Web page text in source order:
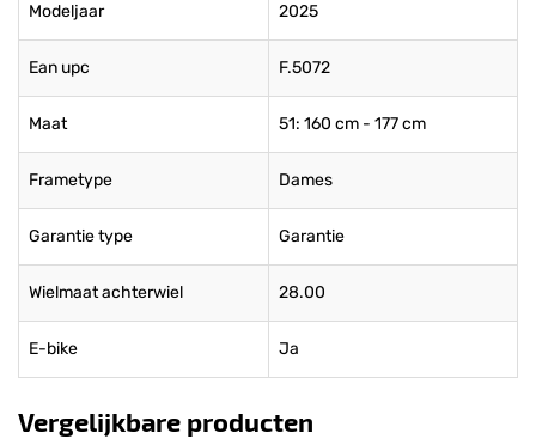
Modeljaar 2025
Ean upc F.5072
Maat 51: 160 cm - 177 cm
Frametype Dames
Garantie type Garantie
Wielmaat achterwiel 28.00
E-bike Ja
Vergelijkbare producten